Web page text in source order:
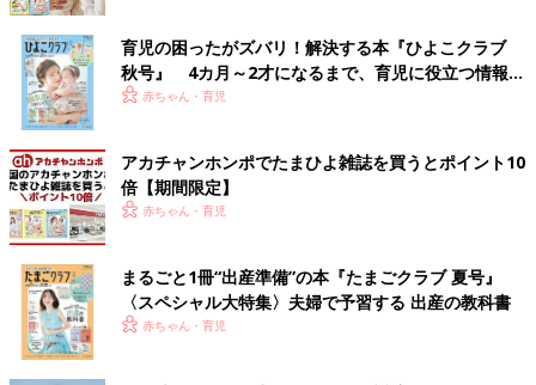
大腿骨を骨折すると、特別な器具で足を固定し、足を引っ張り続けることで骨のず
れを直す「けん引」という治療が主に行われます。治療の様子を再現したイメージ
写真。（医師より提供）
2025年3月17日、東京都セーフティ・レビュー事業（基礎研究事
業）シンポジウムが開かれ、「自転車による大腿骨骨折事故のメ
育児の困ったがズバリ！解決する本『ひよこクラブ
秋号』 4カ月～2才になるまで、育児に役立つ情報が
いっぱい！
赤ちゃん・育児
アカチャンホンポでたまひよ雑誌を買うとポイント10
倍【期間限定】
赤ちゃん・育児
まるごと1冊“出産準備”の本『たまごクラブ 夏号』
〈スペシャル大特集〉夫婦で予習する 出産の教科書
赤ちゃん・育児